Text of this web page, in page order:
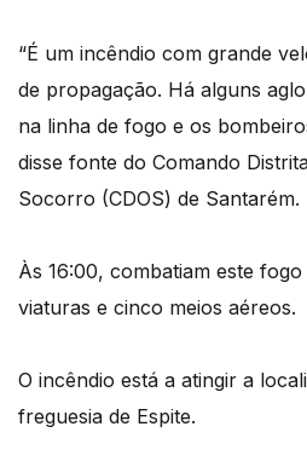
“É um incêndio com grande
de propagação. Há alguns
na linha de fogo e os
disse fonte do Comando
Socorro (CDOS) de Santarém.
Às 16:00, combatiam este
viaturas e cinco meios aéreos.
O incêndio está a atingir a
freguesia de Espite.